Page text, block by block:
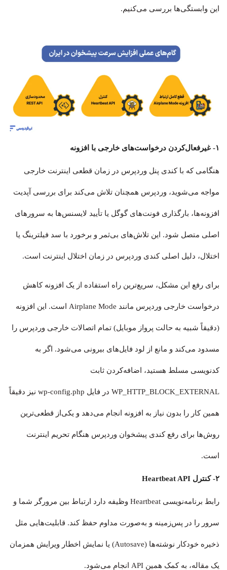
این وابستگی‌ها بررسی می‌کنیم.
۱- غیرفعال‌کردن درخواست‌های خارجی با افزونه
هنگامی که با کندی پنل وردپرس در زمان قطعی اینترنت خارجی
مواجه می‌شوید، وردپرس همچنان تلاش می‌کند برای بررسی آپدیت
افزونه‌ها، بارگذاری فونت‌های گوگل یا تأیید لایسنس‌ها به سرورهای
اصلی متصل شود. این تلاش‌های بی‌ثمر و برخورد با سد فیلترینگ یا
اختلال، دلیل اصلی کندی وردپرس در زمان اختلال اینترنت است.
برای رفع این مشکل، سریع‌ترین راه استفاده از یک افزونه کاهش
درخواست خارجی وردپرس مانند Airplane Mode است. این افزونه
(دقیقاً شبیه به حالت پرواز موبایل) تمام اتصالات خارجی وردپرس را
مسدود می‌کند و مانع از لود فایل‌های بیرونی می‌شود. اگر به
کدنویسی مسلط هستید، اضافه‌کردن ثابت
WP_HTTP_BLOCK_EXTERNAL در فایل wp-config.php نیز دقیقاً
همین کار را بدون نیاز به افزونه انجام می‌دهد و یکی‌از قطعی‌ترین
روش‌ها برای رفع کندی پیشخوان وردپرس هنگام تحریم اینترنت
است.
۲- کنترل Heartbeat API
رابط برنامه‌نویسی Heartbeat وظیفه دارد ارتباط بین مرورگر شما و
سرور را در پس‌زمینه و به‌صورت مداوم حفظ کند. قابلیت‌هایی مثل
ذخیره خودکار نوشته‌ها (Autosave) یا نمایش اخطار ویرایش همزمان
یک مقاله، به کمک همین API انجام می‌شود.